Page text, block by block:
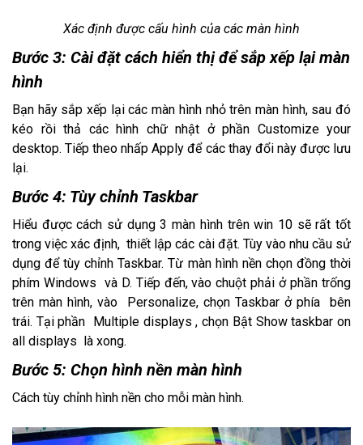
Xác định được cấu hình của các màn hình
Bước 3: Cài đặt cách hiển thị để sắp xếp lại màn
hình
Bạn hãy sắp xếp lại các màn hình nhỏ trên màn hình, sau đó
kéo rồi thả các hình chữ nhật ở phần Customize your
desktop. Tiếp theo nhấp Apply để các thay đổi này được lưu
lại.
Bước 4: Tùy chỉnh Taskbar
Hiểu được cách sử dụng 3 màn hình trên win 10 sẽ rất tốt
trong việc xác định, thiết lập các cài đặt. Tùy vào nhu cầu sử
dụng để tùy chỉnh Taskbar. Từ màn hình nền chọn đồng thời
phím Windows và D. Tiếp đến, vào chuột phải ở phần trống
trên màn hình, vào Personalize, chọn Taskbar ở phía bên
trái. Tại phần Multiple displays , chọn Bật Show taskbar on
all displays là xong.
Bước 5: Chọn hình nền màn hình
Cách tùy chỉnh hình nền cho mỗi màn hình.